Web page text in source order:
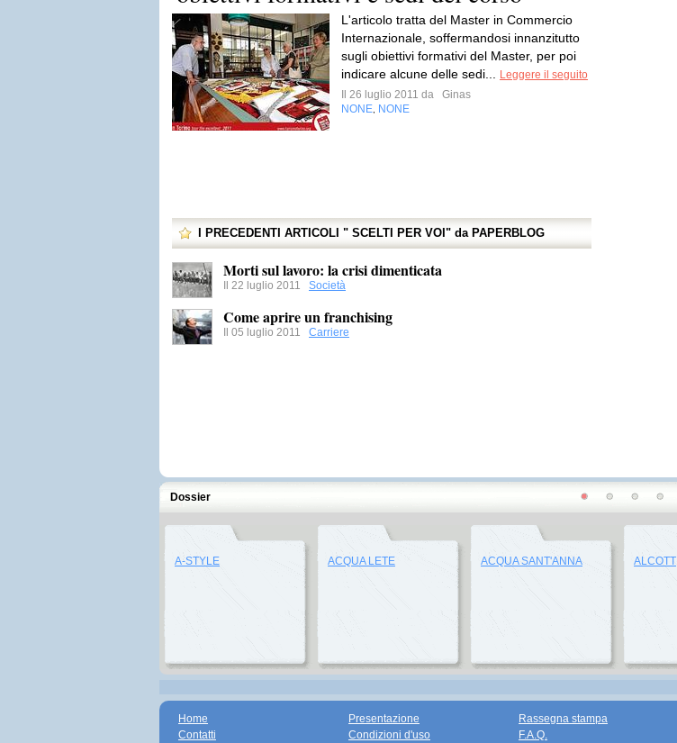
L'articolo tratta del Master in Commercio
Internazionale, soffermandosi innanzitutto
sugli obiettivi formativi del Master, per poi
indicare alcune delle sedi...
Leggere il seguito
Il 26 luglio 2011 da
Ginas
NONE NONE
I PRECEDENTI ARTICOLI " SCELTI PER VOI" da PAPERBLOG
Morti sul lavoro: la crisi dimenticata
Il 22 luglio 2011 Società
Come aprire un franchising
Il 05 luglio 2011 Carriere
Dossier
A-STYLE ACQUA LETE ACQUA SANT'ANNA ALCOTT
Home
Contatti
Presentazione
Condizioni d'uso
Rassegna stampa
F.A.Q.